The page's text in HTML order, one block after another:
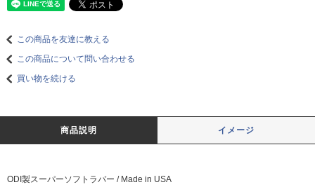
この商品を友達に教える
この商品について問い合わせる
買い物を続ける
商品説明 イメージ
ODI製スーパーソフトラバー / Made in USA